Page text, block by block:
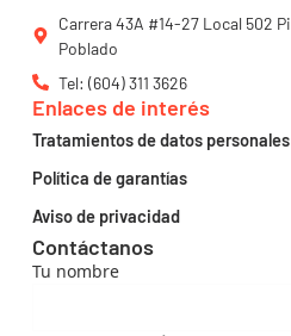
Carrera 43A #14-27 Local 502
Poblado
Tel: (604) 311 3626
Contáctanos
Tu nombre
Enlaces de interés
Tratamientos de datos personales
Política de garantías
Aviso de privacidad